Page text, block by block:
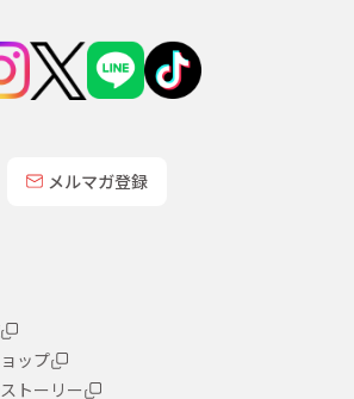
メルマガ登録
ップ
トーリー